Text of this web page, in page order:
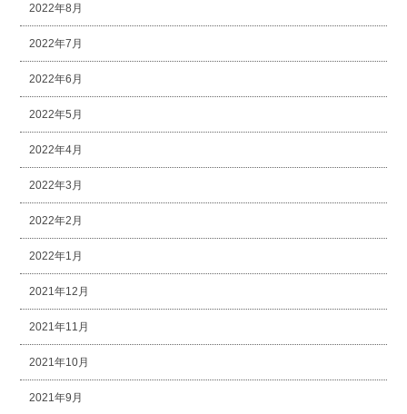
2022年8月
2022年7月
2022年6月
2022年5月
2022年4月
2022年3月
2022年2月
2022年1月
2021年12月
2021年11月
2021年10月
2021年9月